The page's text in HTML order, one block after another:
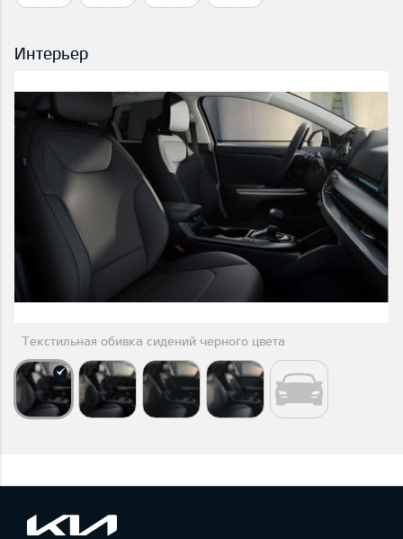
Интерьер
Текстильная обивка сидений черного цвета